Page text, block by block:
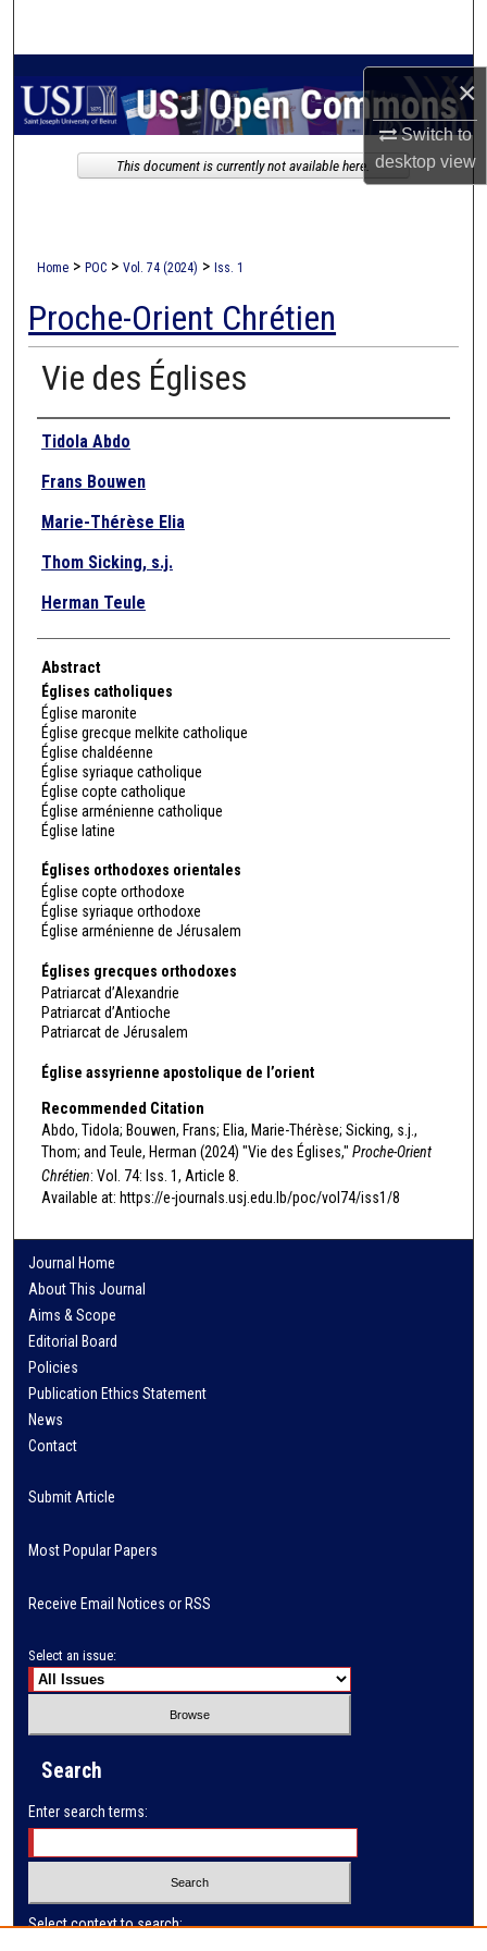
×
Switch to
desktopview
My Account
Home > POC > Vol. 74 (2024) > Iss. 1
Proche-Orient Chrétien
Vie des Églises
Authors
Tidola Abdo
Frans Bouwen
Marie-Thérèse Elia
Thom Sicking, s.j.
Herman Teule
Abstract
Églises catholiques
Église maronite
Église grecque melkite catholique
Église chaldéenne
Église syriaque catholique
Église copte catholique
Église arménienne catholique
Église latine
Églises orthodoxes orientales
Église copte orthodoxe
Église syriaque orthodoxe
Église arménienne de Jérusalem
Églises grecques orthodoxes
Patriarcat d’Alexandrie
Patriarcat d’Antioche
Patriarcat de Jérusalem
Église assyrienne apostolique de l’orient
Recommended Citation
Abdo, Tidola; Bouwen, Frans; Elia, Marie-Thérèse; Sicking, s.j.,
Thom; and Teule, Herman (2024) "Vie des Églises," Proche-Orient
Chrétien: Vol. 74: Iss. 1, Article 8.
Available at: https://e-journals.usj.edu.lb/poc/vol74/iss1/8
This document is currently not available here.
Journal Home
About This Journal
Aims & Scope
Editorial Board
Policies
Publication Ethics Statement
News
Contact
Submit Article
Most Popular Papers
Receive Email Notices or RSS
Select an issue:
Search
Enter search terms:
Select context to search: